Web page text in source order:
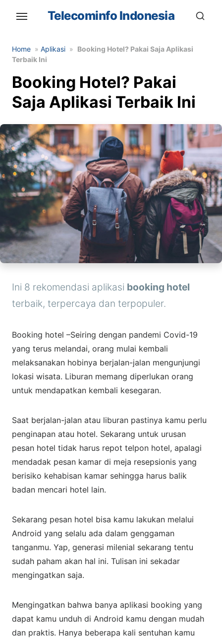
content
Telecominfo Indonesia
Home » Aplikasi » Booking Hotel? Pakai Saja Aplikasi
Terbaik Ini
Booking Hotel? Pakai
Saja Aplikasi Terbaik Ini
Ini 8 rekomendasi aplikasi booking hotel
terbaik, terpercaya dan terpopuler.
Booking hotel –Seiring dengan pandemi Covid-19
yang terus melandai, orang mulai kembali
melaksanakan hobinya berjalan-jalan mengunjungi
lokasi wisata. Liburan memang diperlukan orang
untuk mendapatkan kembali kesegaran.
Saat berjalan-jalan atau liburan pastinya kamu perlu
penginapan atau hotel. Sekarang untuk urusan
pesan hotel tidak harus repot telpon hotel, apalagi
mendadak pesan kamar di meja resepsionis yang
berisiko kehabisan kamar sehingga harus balik
badan mencari hotel lain.
Sekarang pesan hotel bisa kamu lakukan melalui
Android yang selalu ada dalam genggaman
tanganmu. Yap, generasi milenial sekarang tentu
sudah paham akan hal ini. Tulisan ini sekadar
mengingatkan saja.
Mengingatkan bahwa banya aplikasi booking yang
dapat kamu unduh di Android kamu dengan mudah
dan praktis. Hanya beberapa kali sentuhan kamu